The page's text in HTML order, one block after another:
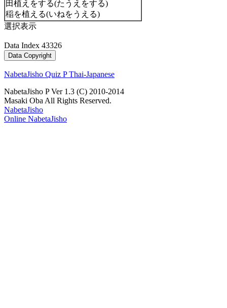
田植えをする(たうえをする)
稲を植える(いねをうえる)
選択表示
Data Index 43326
NabetaJisho Quiz P Thai-Japanese
NabetaJisho P Ver 1.3 (C) 2010-2014
Masaki Oba All Rights Reserved.
NabetaJisho
Online NabetaJisho